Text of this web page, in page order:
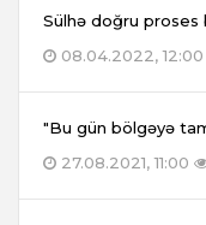
Sülhə doğru proses
08.04.2022, 12:00
"Bu gün bölgəyə
27.08.2021, 11:00